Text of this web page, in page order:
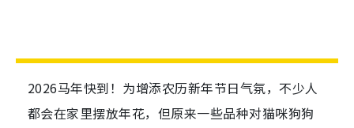
2026马年快到！为增添农历新年节日气氛，不少人
都会在家里摆放年花，但原来一些品种对猫咪狗狗